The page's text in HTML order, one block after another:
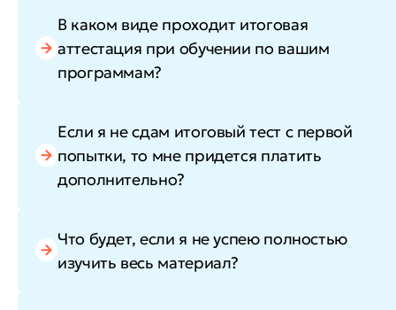
В каком виде проходит итоговая
аттестация при обучении по вашим
программам?
Если я не сдам итоговый тест с первой
попытки, то мне придется платить
дополнительно?
Что будет, если я не успею полностью
изучить весь материал?